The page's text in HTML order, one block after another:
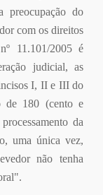
preocupação do
com os direitos
11.101/2005 é
judicial, as
I, II e III do
de 180 (cento e
da
uma única vez,
não tenha